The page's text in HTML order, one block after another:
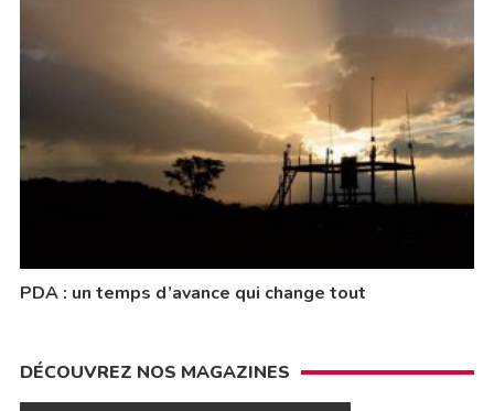
PDA : un temps d’avance qui change tout
DÉCOUVREZ NOS MAGAZINES